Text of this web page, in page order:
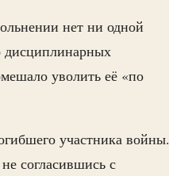
нет ни одной
дисциплинарных
уволить её «по
участника войны.
согласившись с